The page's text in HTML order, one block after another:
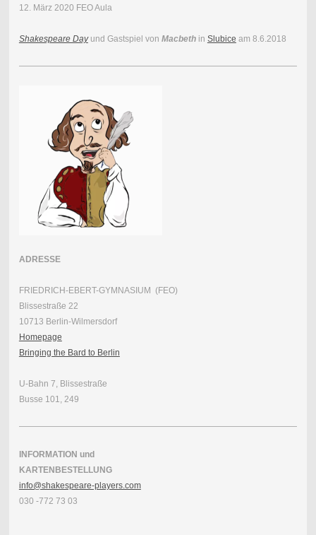
12. März 2020 FEO Aula
Shakespeare Dayund Gastspiel von Macbethin Slubice am 8.6.2018
ADRESSE
FRIEDRICH-EBERT-GYMNASIUM (FEO)
Blissestraße 22
10713 Berlin-Wilmersdorf
Homepage
Bringing the Bard to Berlin
U-Bahn 7, Blissestraße
Busse 101, 249
INFORMATION und
KARTENBESTELLUNG
info@shakespeare-players.com
030 -772 73 03